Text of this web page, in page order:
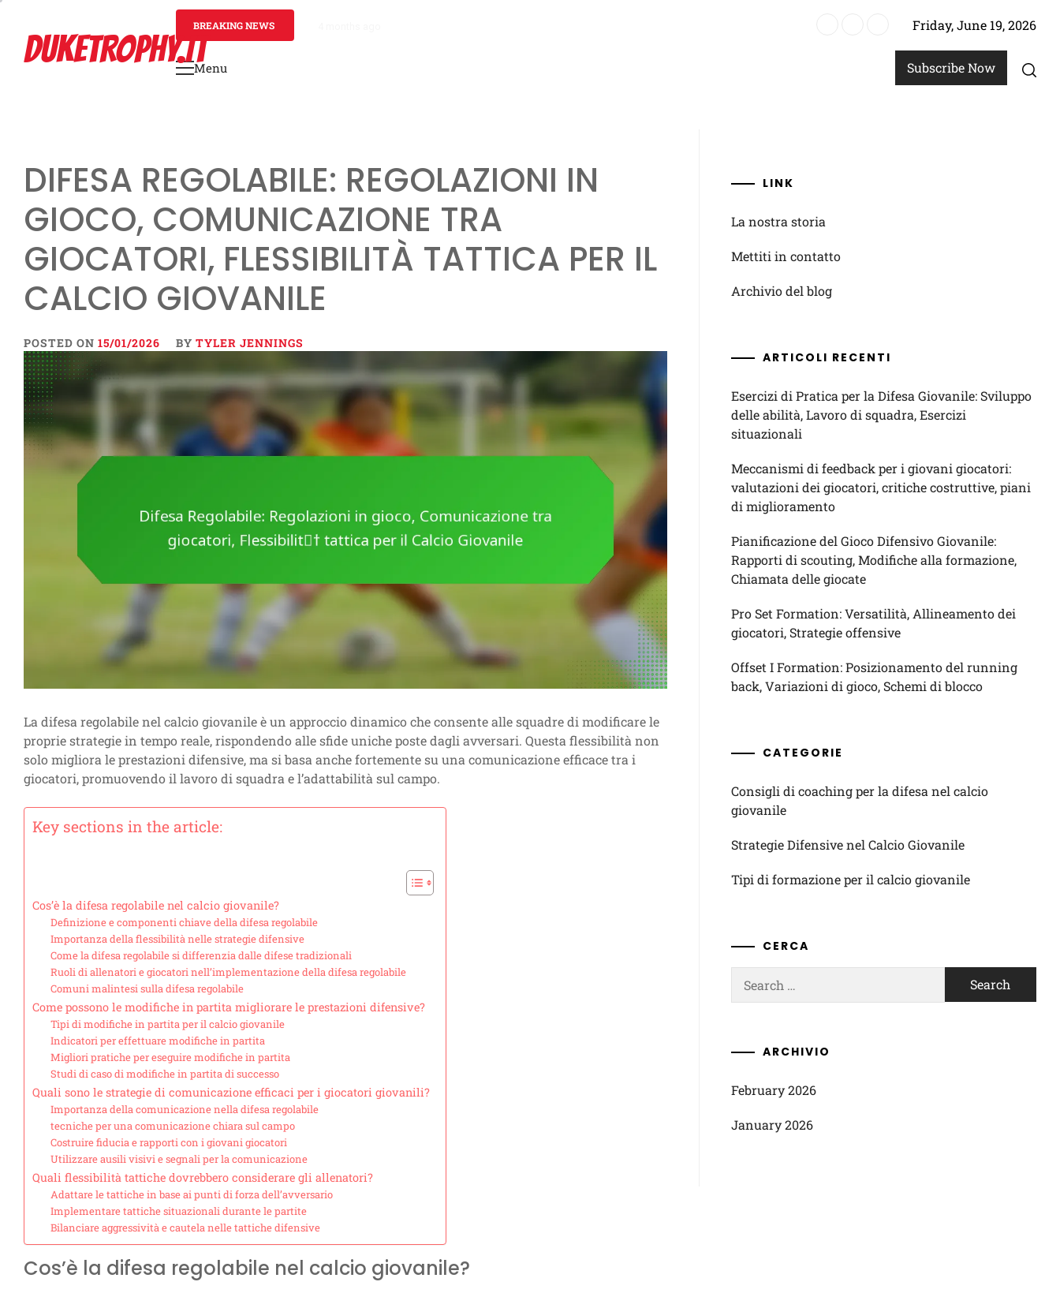
contentDUKETROPHY.IT
BREAKING NEWS Meccanismi di feedback per i giovani giocatori: valutazioni dei giocatori, critiche costruttive, piani di miglioramento
Friday, June 19, 2026
Primary
Menu Subscribe Now
DIFESA REGOLABILE: REGOLAZIONI IN
GIOCO, COMUNICAZIONE TRA
GIOCATORI, FLESSIBILITÀ TATTICA PER IL
CALCIO GIOVANILE
POSTED ON 15/01/2026 BY TYLER JENNINGS
La difesa regolabile nel calcio giovanile è un approccio dinamico che consente alle squadre di modificare le
proprie strategie in tempo reale, rispondendo alle sfide uniche poste dagli avversari. Questa flessibilità non
solo migliora le prestazioni difensive, ma si basa anche fortemente su una comunicazione efficace tra i
giocatori, promuovendo il lavoro di squadra e l’adattabilità sul campo.
Key sections in the article:
Cos’è la difesa regolabile nel calcio giovanile?
Definizione e componenti chiave della difesa regolabile
Importanza della flessibilità nelle strategie difensive
Come la difesa regolabile si differenzia dalle difese tradizionali
Ruoli di allenatori e giocatori nell’implementazione della difesa regolabile
Comuni malintesi sulla difesa regolabile
Come possono le modifiche in partita migliorare le prestazioni difensive?
Tipi di modifiche in partita per il calcio giovanile
Indicatori per effettuare modifiche in partita
Migliori pratiche per eseguire modifiche in partita
Studi di caso di modifiche in partita di successo
Quali sono le strategie di comunicazione efficaci per i giocatori giovanili?
Importanza della comunicazione nella difesa regolabile
tecniche per una comunicazione chiara sul campo
Costruire fiducia e rapporti con i giovani giocatori
Utilizzare ausili visivi e segnali per la comunicazione
Quali flessibilità tattiche dovrebbero considerare gli allenatori?
Adattare le tattiche in base ai punti di forza dell’avversario
Implementare tattiche situazionali durante le partite
Bilanciare aggressività e cautela nelle tattiche difensive
Cos’è la difesa regolabile nel calcio giovanile?
LINK
La nostra storia
Mettiti in contatto
Archivio del blog
ARTICOLI RECENTI
Esercizi di Pratica per la Difesa Giovanile: Sviluppo
delle abilità, Lavoro di squadra, Esercizi
situazionali
Meccanismi di feedback per i giovani giocatori:
valutazioni dei giocatori, critiche costruttive, piani
di miglioramento
Pianificazione del Gioco Difensivo Giovanile:
Rapporti di scouting, Modifiche alla formazione,
Chiamata delle giocate
Pro Set Formation: Versatilità, Allineamento dei
giocatori, Strategie offensive
Offset I Formation: Posizionamento del running
back, Variazioni di gioco, Schemi di blocco
CATEGORIE
Consigli di coaching per la difesa nel calcio
giovanile
Strategie Difensive nel Calcio Giovanile
Tipi di formazione per il calcio giovanile
CERCA
for:
ARCHIVIO
February 2026
January 2026